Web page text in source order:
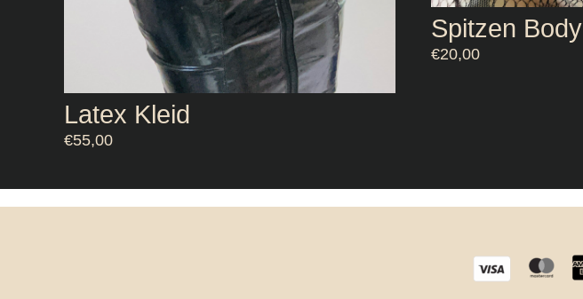
Latex Kleid
€55,00
Spitzen Body
€20,00